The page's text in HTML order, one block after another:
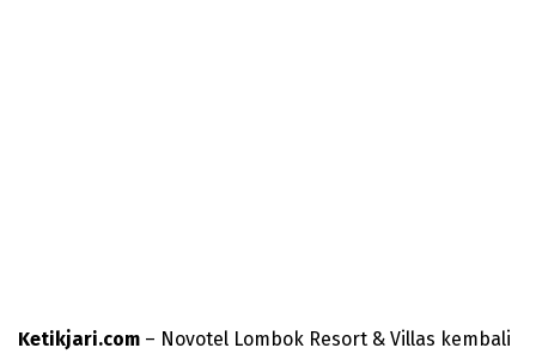
Ketikjari.com – Novotel Lombok Resort & Villas kembali